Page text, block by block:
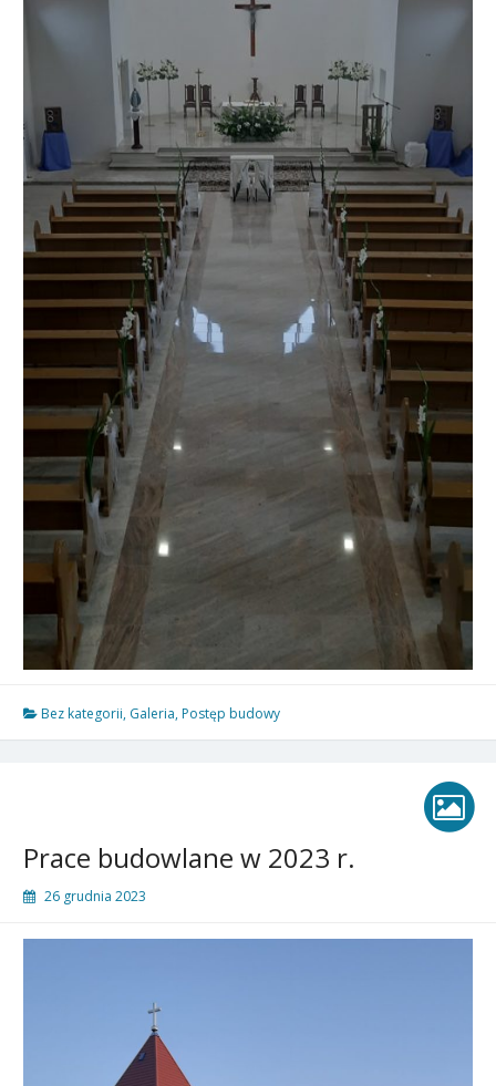
Bez kategorii, Galeria, Postęp budowy
Prace budowlane w 2023 r.
26 grudnia 2023